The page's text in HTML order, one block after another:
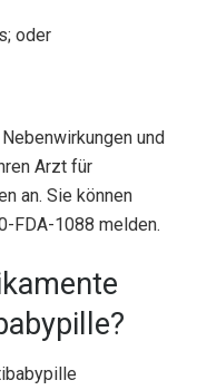
oder
und
Arzt für
an. Sie können
FDA-1088 melden.